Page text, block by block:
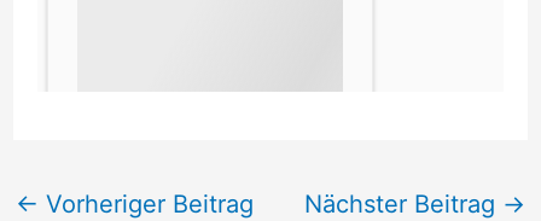
← Vorheriger Beitrag Nächster Beitrag →